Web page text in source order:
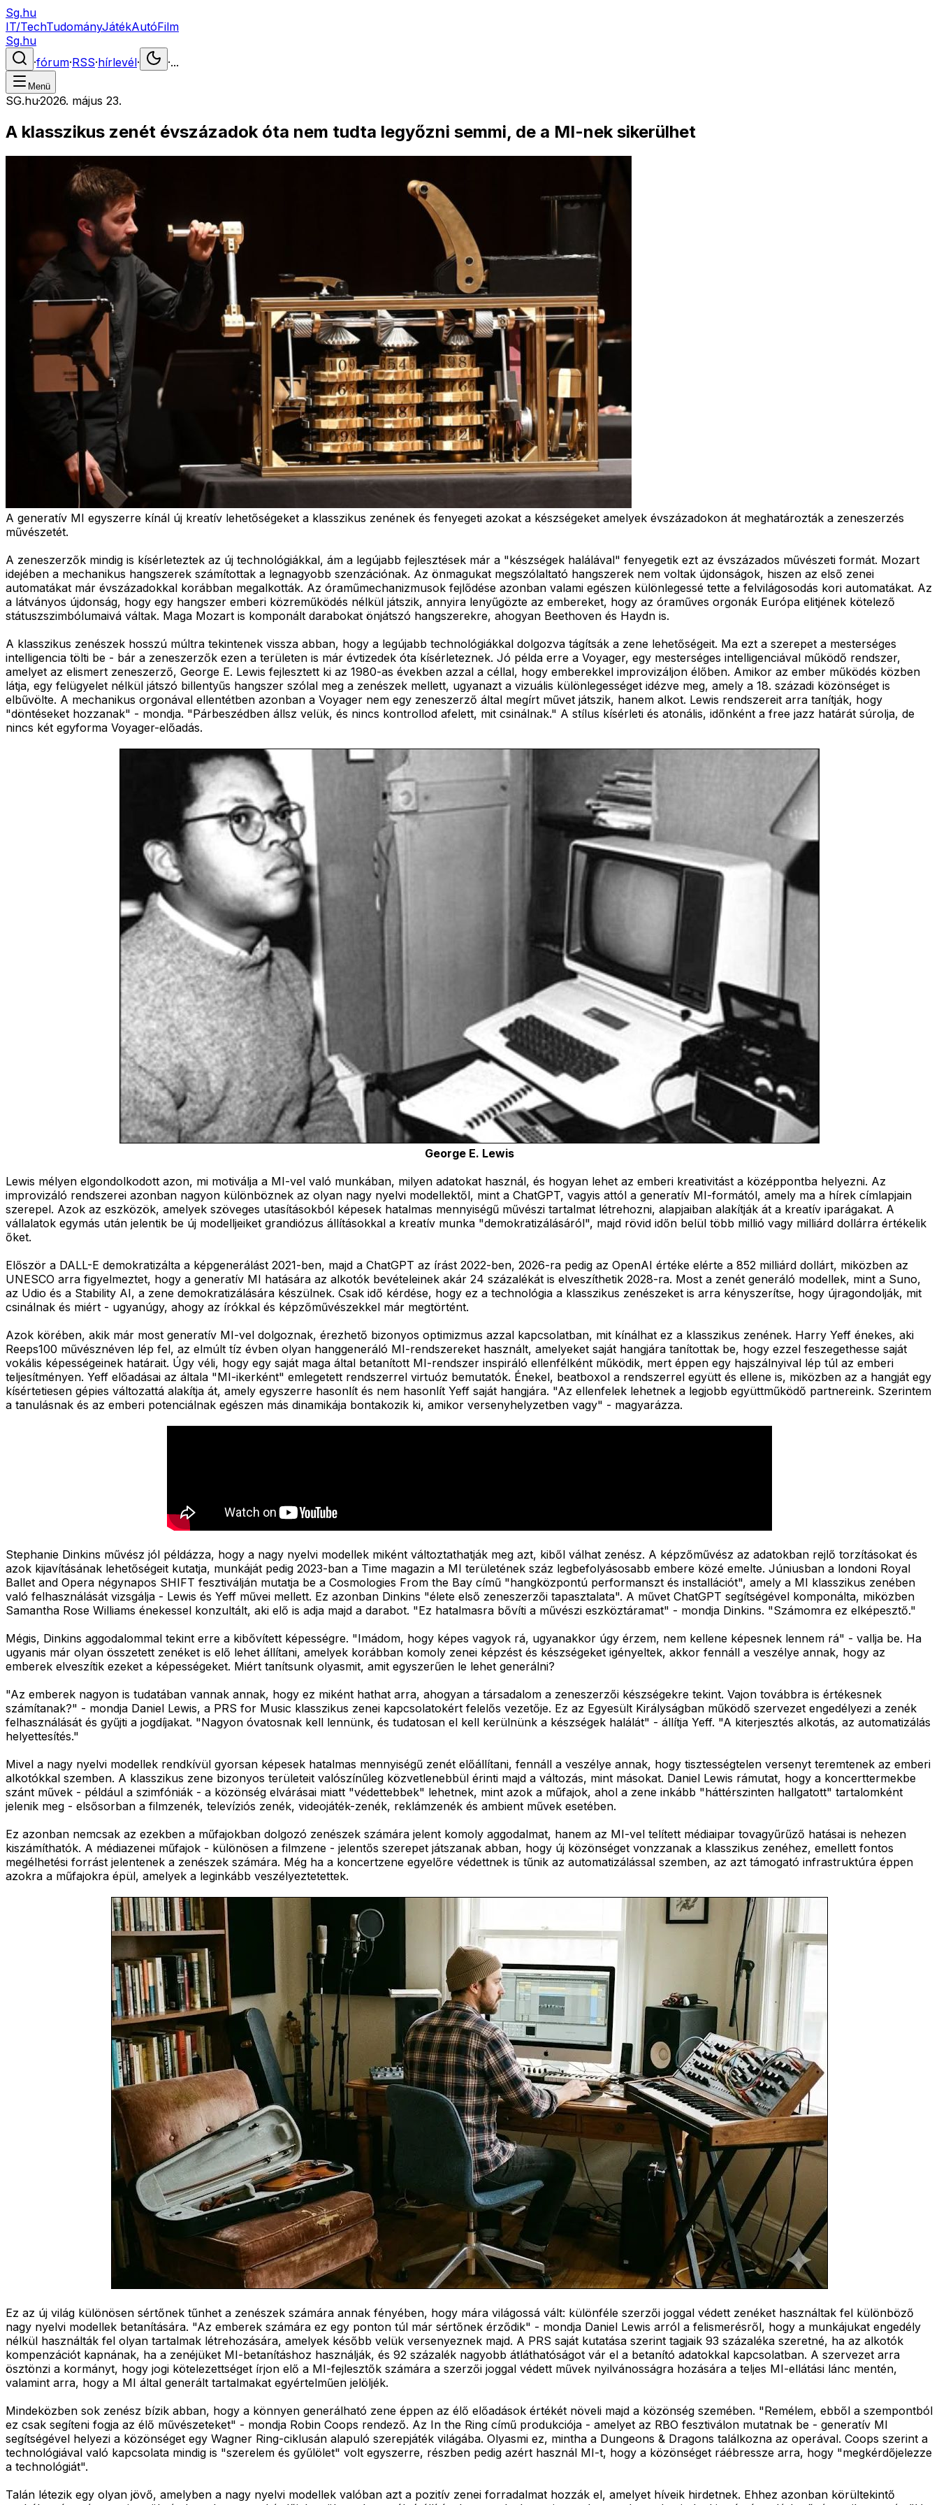
Sg.hu
IT/TechTudományJátékAutóFilm
Sg.hu
·fórum·RSS·hírlevél· ·...
Menü
SG.hu·2026. május 23.
A klasszikus zenét évszázadok óta nem tudta legyőzni semmi, de a MI-nek sikerülhet
A generatív MI egyszerre kínál új kreatív lehetőségeket a klasszikus zenének és fenyegeti azokat a készségeket amelyek évszázadokon át meghatározták a zeneszerzés
művészetét.
A zeneszerzők mindig is kísérleteztek az új technológiákkal, ám a legújabb fejlesztések már a "készségek halálával" fenyegetik ezt az évszázados művészeti formát. Mozart
idejében a mechanikus hangszerek számítottak a legnagyobb szenzációnak. Az önmagukat megszólaltató hangszerek nem voltak újdonságok, hiszen az első zenei
automatákat már évszázadokkal korábban megalkották. Az óraműmechanizmusok fejlődése azonban valami egészen különlegessé tette a felvilágosodás kori automatákat. Az
a látványos újdonság, hogy egy hangszer emberi közreműködés nélkül játszik, annyira lenyűgözte az embereket, hogy az óraműves orgonák Európa elitjének kötelező
státuszszimbólumaivá váltak. Maga Mozart is komponált darabokat önjátszó hangszerekre, ahogyan Beethoven és Haydn is.
A klasszikus zenészek hosszú múltra tekintenek vissza abban, hogy a legújabb technológiákkal dolgozva tágítsák a zene lehetőségeit. Ma ezt a szerepet a mesterséges
intelligencia tölti be - bár a zeneszerzők ezen a területen is már évtizedek óta kísérleteznek. Jó példa erre a Voyager, egy mesterséges intelligenciával működő rendszer,
amelyet az elismert zeneszerző, George E. Lewis fejlesztett ki az 1980-as években azzal a céllal, hogy emberekkel improvizáljon élőben. Amikor az ember működés közben
látja, egy felügyelet nélkül játszó billentyűs hangszer szólal meg a zenészek mellett, ugyanazt a vizuális különlegességet idézve meg, amely a 18. századi közönséget is
elbűvölte. A mechanikus orgonával ellentétben azonban a Voyager nem egy zeneszerző által megírt művet játszik, hanem alkot. Lewis rendszereit arra tanítják, hogy
"döntéseket hozzanak" - mondja. "Párbeszédben állsz velük, és nincs kontrollod afelett, mit csinálnak." A stílus kísérleti és atonális, időnként a free jazz határát súrolja, de
nincs két egyforma Voyager-előadás.
George E. Lewis
Lewis mélyen elgondolkodott azon, mi motiválja a MI-vel való munkában, milyen adatokat használ, és hogyan lehet az emberi kreativitást a középpontba helyezni. Az
improvizáló rendszerei azonban nagyon különböznek az olyan nagy nyelvi modellektől, mint a ChatGPT, vagyis attól a generatív MI-formától, amely ma a hírek címlapjain
szerepel. Azok az eszközök, amelyek szöveges utasításokból képesek hatalmas mennyiségű művészi tartalmat létrehozni, alapjaiban alakítják át a kreatív iparágakat. A
vállalatok egymás után jelentik be új modelljeiket grandiózus állításokkal a kreatív munka "demokratizálásáról", majd rövid időn belül több millió vagy milliárd dollárra értékelik
őket.
Először a DALL-E demokratizálta a képgenerálást 2021-ben, majd a ChatGPT az írást 2022-ben, 2026-ra pedig az OpenAI értéke elérte a 852 milliárd dollárt, miközben az
UNESCO arra figyelmeztet, hogy a generatív MI hatására az alkotók bevételeinek akár 24 százalékát is elveszíthetik 2028-ra. Most a zenét generáló modellek, mint a Suno,
az Udio és a Stability AI, a zene demokratizálására készülnek. Csak idő kérdése, hogy ez a technológia a klasszikus zenészeket is arra kényszerítse, hogy újragondolják, mit
csinálnak és miért - ugyanúgy, ahogy az írókkal és képzőművészekkel már megtörtént.
Azok körében, akik már most generatív MI-vel dolgoznak, érezhető bizonyos optimizmus azzal kapcsolatban, mit kínálhat ez a klasszikus zenének. Harry Yeff énekes, aki
Reeps100 művésznéven lép fel, az elmúlt tíz évben olyan hanggeneráló MI-rendszereket használt, amelyeket saját hangjára tanítottak be, hogy ezzel feszegethesse saját
vokális képességeinek határait. Úgy véli, hogy egy saját maga által betanított MI-rendszer inspiráló ellenfélként működik, mert éppen egy hajszálnyival lép túl az emberi
teljesítményen. Yeff előadásai az általa "MI-ikerként" emlegetett rendszerrel virtuóz bemutatók. Énekel, beatboxol a rendszerrel együtt és ellene is, miközben az a hangját egy
kísértetiesen gépies változattá alakítja át, amely egyszerre hasonlít és nem hasonlít Yeff saját hangjára. "Az ellenfelek lehetnek a legjobb együttműködő partnereink. Szerintem
a tanulásnak és az emberi potenciálnak egészen más dinamikája bontakozik ki, amikor versenyhelyzetben vagy" - magyarázza.
Stephanie Dinkins művész jól példázza, hogy a nagy nyelvi modellek miként változtathatják meg azt, kiből válhat zenész. A képzőművész az adatokban rejlő torzításokat és
azok kijavításának lehetőségeit kutatja, munkáját pedig 2023-ban a Time magazin a MI területének száz legbefolyásosabb embere közé emelte. Júniusban a londoni Royal
Ballet and Opera négynapos SHIFT fesztiválján mutatja be a Cosmologies From the Bay című "hangközpontú performanszt és installációt", amely a MI klasszikus zenében
való felhasználását vizsgálja - Lewis és Yeff művei mellett. Ez azonban Dinkins "élete első zeneszerzői tapasztalata". A művet ChatGPT segítségével komponálta, miközben
Samantha Rose Williams énekessel konzultált, aki elő is adja majd a darabot. "Ez hatalmasra bővíti a művészi eszköztáramat" - mondja Dinkins. "Számomra ez elképesztő."
Mégis, Dinkins aggodalommal tekint erre a kibővített képességre. "Imádom, hogy képes vagyok rá, ugyanakkor úgy érzem, nem kellene képesnek lennem rá" - vallja be. Ha
ugyanis már olyan összetett zenéket is elő lehet állítani, amelyek korábban komoly zenei képzést és készségeket igényeltek, akkor fennáll a veszélye annak, hogy az
emberek elveszítik ezeket a képességeket. Miért tanítsunk olyasmit, amit egyszerűen le lehet generálni?
"Az emberek nagyon is tudatában vannak annak, hogy ez miként hathat arra, ahogyan a társadalom a zeneszerzői készségekre tekint. Vajon továbbra is értékesnek
számítanak?" - mondja Daniel Lewis, a PRS for Music klasszikus zenei kapcsolatokért felelős vezetője. Ez az Egyesült Királyságban működő szervezet engedélyezi a zenék
felhasználását és gyűjti a jogdíjakat. "Nagyon óvatosnak kell lennünk, és tudatosan el kell kerülnünk a készségek halálát" - állítja Yeff. "A kiterjesztés alkotás, az automatizálás
helyettesítés."
Mivel a nagy nyelvi modellek rendkívül gyorsan képesek hatalmas mennyiségű zenét előállítani, fennáll a veszélye annak, hogy tisztességtelen versenyt teremtenek az emberi
alkotókkal szemben. A klasszikus zene bizonyos területeit valószínűleg közvetlenebbül érinti majd a változás, mint másokat. Daniel Lewis rámutat, hogy a koncerttermekbe
szánt művek - például a szimfóniák - a közönség elvárásai miatt "védettebbek" lehetnek, mint azok a műfajok, ahol a zene inkább "háttérszinten hallgatott" tartalomként
jelenik meg - elsősorban a filmzenék, televíziós zenék, videojáték-zenék, reklámzenék és ambient művek esetében.
Ez azonban nemcsak az ezekben a műfajokban dolgozó zenészek számára jelent komoly aggodalmat, hanem az MI-vel telített médiaipar tovagyűrűző hatásai is nehezen
kiszámíthatók. A médiazenei műfajok - különösen a filmzene - jelentős szerepet játszanak abban, hogy új közönséget vonzzanak a klasszikus zenéhez, emellett fontos
megélhetési forrást jelentenek a zenészek számára. Még ha a koncertzene egyelőre védettnek is tűnik az automatizálással szemben, az azt támogató infrastruktúra éppen
azokra a műfajokra épül, amelyek a leginkább veszélyeztetettek.
Ez az új világ különösen sértőnek tűnhet a zenészek számára annak fényében, hogy mára világossá vált: különféle szerzői joggal védett zenéket használtak fel különböző
nagy nyelvi modellek betanítására. "Az emberek számára ez egy ponton túl már sértőnek érződik" - mondja Daniel Lewis arról a felismerésről, hogy a munkájukat engedély
nélkül használták fel olyan tartalmak létrehozására, amelyek később velük versenyeznek majd. A PRS saját kutatása szerint tagjaik 93 százaléka szeretné, ha az alkotók
kompenzációt kapnának, ha a zenéjüket MI-betanításhoz használják, és 92 százalék nagyobb átláthatóságot vár el a betanító adatokkal kapcsolatban. A szervezet arra
ösztönzi a kormányt, hogy jogi kötelezettséget írjon elő a MI-fejlesztők számára a szerzői joggal védett művek nyilvánosságra hozására a teljes MI-ellátási lánc mentén,
valamint arra, hogy a MI által generált tartalmakat egyértelműen jelöljék.
Mindeközben sok zenész bízik abban, hogy a könnyen generálható zene éppen az élő előadások értékét növeli majd a közönség szemében. "Remélem, ebből a szempontból
ez csak segíteni fogja az élő művészeteket" - mondja Robin Coops rendező. Az In the Ring című produkciója - amelyet az RBO fesztiválon mutatnak be - generatív MI
segítségével helyezi a közönséget egy Wagner Ring-ciklusán alapuló szerepjáték világába. Olyasmi ez, mintha a Dungeons & Dragons találkozna az operával. Coops szerint a
technológiával való kapcsolata mindig is "szerelem és gyűlölet" volt egyszerre, részben pedig azért használ MI-t, hogy a közönséget ráébressze arra, hogy "megkérdőjelezze
a technológiát".
Talán létezik egy olyan jövő, amelyben a nagy nyelvi modellek valóban azt a pozitív zenei forradalmat hozzák el, amelyet híveik hirdetnek. Ehhez azonban körültekintő